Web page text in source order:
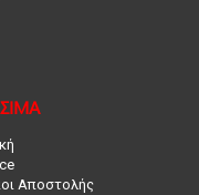
Αποστολής